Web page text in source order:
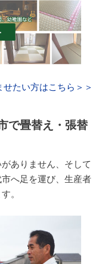
たい方はこちら＞＞
で畳替え・張替
ありません、そして
へ足を運び、生産者
。